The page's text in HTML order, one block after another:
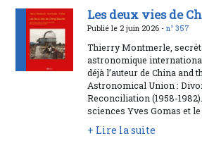
Les deux vies de
Publié le 2 juin 2026 - n° 357
Thierry Montmerle,
astronomique
déjà l’auteur de China and
Astronomical Union :
Reconciliation (1958-
sciences Yves Gomas et
+ Lire la suite